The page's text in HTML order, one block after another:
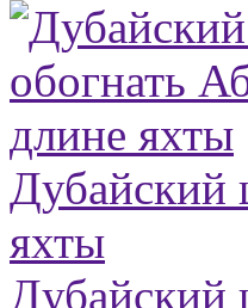
Дубайский
яхты